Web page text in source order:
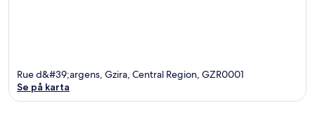
Rue d&#39;argens, Gzira, Central Region, GZR0001
Se på karta